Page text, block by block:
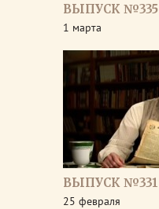
ВЫПУСК №335
1 марта
ВЫПУСК №331
25 февраля